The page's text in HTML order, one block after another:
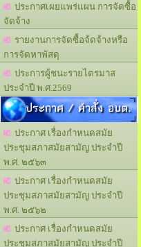
ประกาศเผยแพร่แผน การจัดซื้อ
จัดจ้าง
รายงานการจัดซื้อจ้ดจ้างหรือ
การจัดหาพัสดุ
ประการผู้ชนะรายไตรมาส
ประจำปี พ.ศ.2569
ประกาศ / คำสั่ง อบต.
ประกาศ เรื่องกำหนดสมัย
ประชุมสภาสมัยสามัญ ประจำปี
พ.ศ. ๒๕๖๓
ประกาศ เรื่องกำหนดสมัย
ประชุมสภาสมัยสามัญ ประจำปี
พ.ศ. ๒๕๖๒
ประกาศ เรื่องกำหนดสมัย
ประชุมสภาสมัยสามัญ ประจำปี